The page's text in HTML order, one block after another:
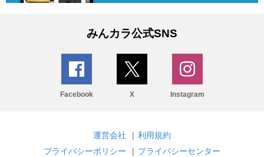
みんカラ公式SNS
Facebook X Instagram
運営会社 | 利用規約
プライバシーポリシー
| プライバシーセンター